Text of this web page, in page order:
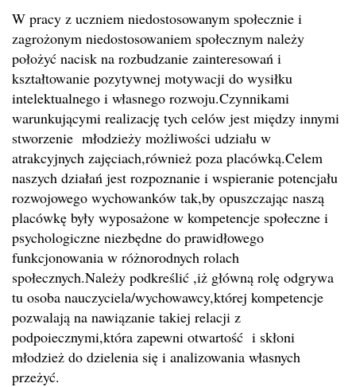
W pracy z uczniem niedostosowanym społecznie i
zagrożonym niedostosowaniem społecznym należy
położyć nacisk na rozbudzanie zainteresowań i
kształtowanie pozytywnej motywacji do wysiłku
intelektualnego i własnego rozwoju.Czynnikami
warunkującymi realizację tych celów jest między innymi
stworzenie młodzieży możliwości udziału w
atrakcyjnych zajęciach,również poza placówką.Celem
naszych działań jest rozpoznanie i wspieranie potencjału
rozwojowego wychowanków tak,by opuszczając naszą
placówkę były wyposażone w kompetencje społeczne i
psychologiczne niezbędne do prawidłowego
funkcjonowania w różnorodnych rolach
społecznych.Należy podkreślić ,iż główną rolę odgrywa
tu osoba nauczyciela/wychowawcy,której kompetencje
pozwalają na nawiązanie takiej relacji z
podpoiecznymi,która zapewni otwartość i skłoni
młodzież do dzielenia się i analizowania własnych
przeżyć.